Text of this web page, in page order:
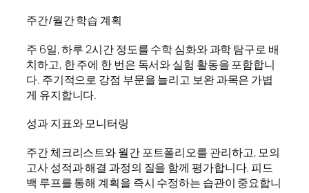
주간/월간 학습 계획
주 6일, 하루 2시간 정도를 수학 심화와 과학 탐구로 배
치하고, 한 주에 한 번은 독서와 실험 활동을 포함합니
다. 주기적으로 강점 부문을 늘리고 보완 과목은 가볍
게 유지합니다.
성과 지표와 모니터링
주간 체크리스트와 월간 포트폴리오를 관리하고, 모의
고사 성적과 해결 과정의 질을 함께 평가합니다. 피드
백 루프를 통해 계획을 즉시 수정하는 습관이 중요합니